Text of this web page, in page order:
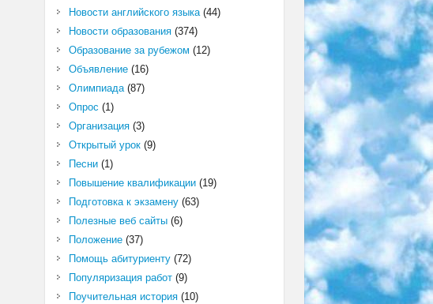
Новости английского языка(44)
Новости образования(374)
Образование за рубежом (12)
Объявление(16)
Олимпиада(87)
Опрос (1)
Организация(3)
Открытый урок(9)
Песни(1)
Повышение квалификации(19)
Подготовка к экзамену(63)
Полезные веб сайты(6)
Положение(37)
Помощь абитуриенту(72)
Популяризация работ(9)
Поучительная история(10)